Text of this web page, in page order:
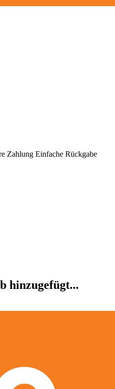
Zahlung Einfache Rückgabe
hinzugefügt...